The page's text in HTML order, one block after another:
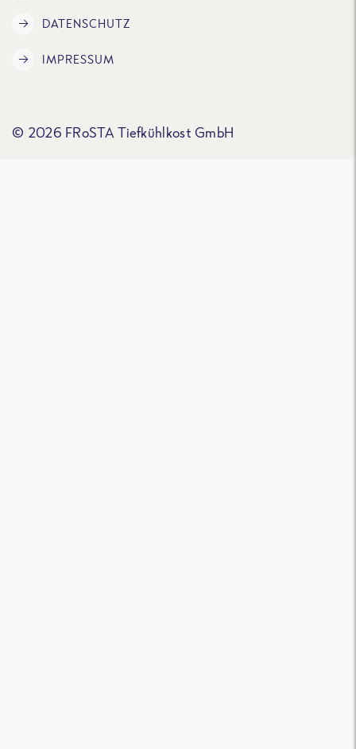
DATENSCHUTZ
IMPRESSUM
© 2026 FRoSTA Tiefkühlkost GmbH